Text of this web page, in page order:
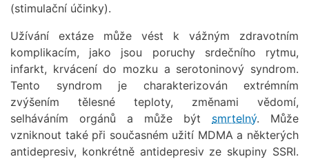
(stimulační účinky).
Užívání extáze může vést k vážným zdravotním
komplikacím, jako jsou poruchy srdečního rytmu,
infarkt, krvácení do mozku a serotoninový syndrom.
Tento syndrom je charakterizován extrémním
zvýšením tělesné teploty, změnami vědomí,
selháváním orgánů a může být smrtelný. Může
vzniknout také při současném užití MDMA a některých
antidepresiv, konkrétně antidepresiv ze skupiny SSRI.